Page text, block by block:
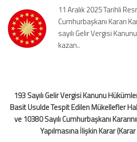
Kazancı
Usulde
Tespit
Edilen
ve
10380
Sayılı
Cumhurbaşkanı
11 Aralık 2025 Tarihli
Cumhurbaşkanı Kararı
sayılı Gelir Vergisi
kazan..
193 Sayılı Gelir Vergisi Kanunu
Basit Usulde Tespit Edilen Mükellefler
ve 10380 Sayılı Cumhurbaşkanı
Yapılmasına İlişkin Karar (Karar